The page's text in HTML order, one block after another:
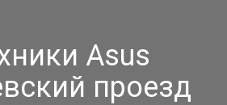
Asus
проезд